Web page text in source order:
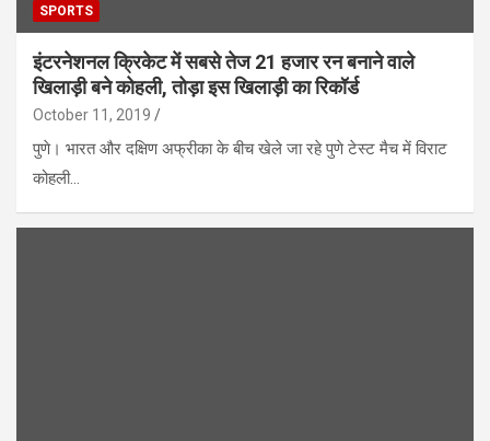
SPORTS
इंटरनेशनल क्रिकेट में सबसे तेज 21 हजार रन बनाने वाले
खिलाड़ी बने कोहली, तोड़ा इस खिलाड़ी का रिकॉर्ड
October 11, 2019
पुणे। भारत और दक्षिण अफ्रीका के बीच खेले जा रहे पुणे टेस्ट मैच में विराट
कोहली…